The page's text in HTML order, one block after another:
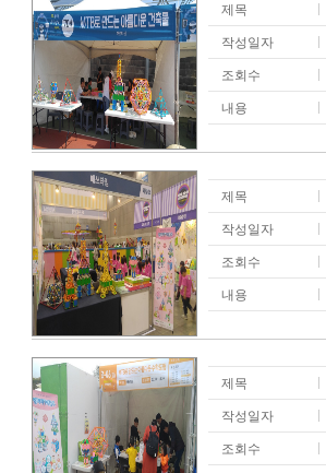
제목
작성일자
조회수
내용
제목
작성일자
조회수
내용
제목
작성일자
조회수